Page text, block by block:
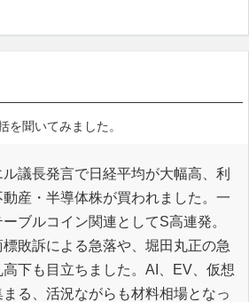
を聞いてみました。
議長発言で日経平均が大幅高、利
産・半導体株が買われました。一
ブルコイン関連としてS高連発。
敗訴による急落や、堀田丸正の急
下も目立ちました。AI、EV、仮想
る、活況ながらも材料相場となっ